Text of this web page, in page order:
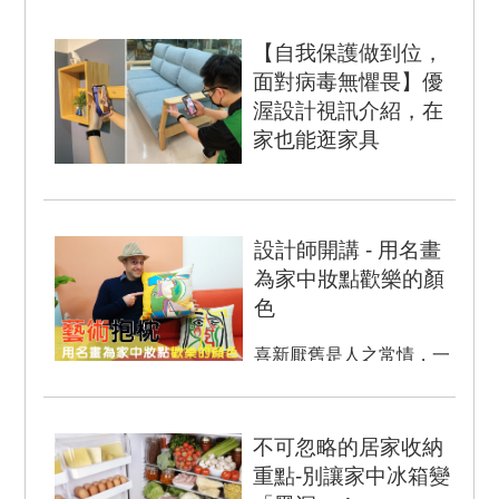
【自我保護做到位，
面對病毒無懼畏】優
渥設計視訊介紹，在
家也能逛家具
提供視訊介紹服務，消費
者不...
設計師開講 - 用名畫
為家中妝點歡樂的顏
色
喜新厭舊是人之常情，一
也會想要來些變化。你也
不可忽略的居家收納
重點-別讓家中冰箱變